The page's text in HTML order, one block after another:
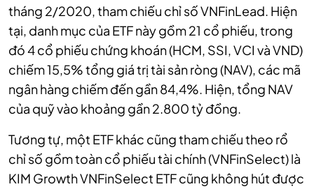
tháng 2/2020, tham chiếu chỉ số VNFinLead. Hiện
tại, danh mục của ETF này gồm 21 cổ phiếu, trong
đó 4 cổ phiếu chứng khoán (HCM, SSI, VCI và VND)
chiếm 15,5%tổng giá trị tài sản ròng (NAV), các mã
ngân hàng chiếm đến gần 84,4%. Hiện, tổng NAV
của quỹ vào khoảng gần 2.800 tỷ đồng.
Tương tự, một ETF khác cũng tham chiếu theo rổ
chỉ số gồm toàn cổ phiếu tài chính (VNFinSelect) là
KIM Growth VNFinSelect ETF cũng không hút được